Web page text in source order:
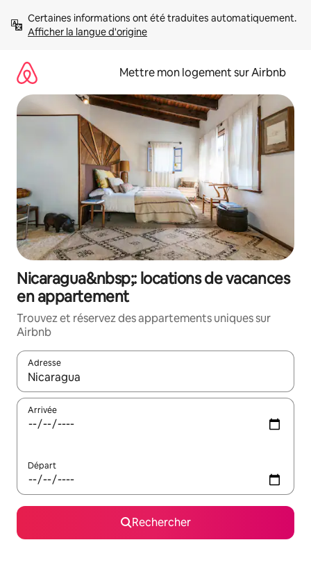
directement
Afficher la langue d'origine
Mettre mon logement sur Airbnb
Nicaragua&nbsp;: locations de vacances
en appartement
Trouvez et réservez des appartements uniques sur
Airbnb
Adresse
Lorsque les résultats s'affichent, utilisez les flèches vers le
Arrivée
Départ
Rechercher